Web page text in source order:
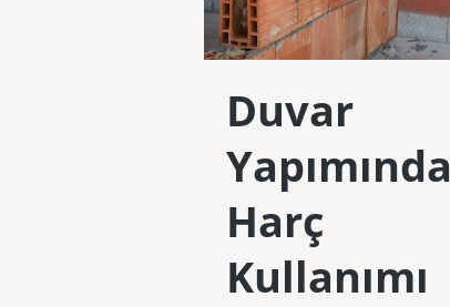
Duvar
Yapımında
Harç
Kullanımı